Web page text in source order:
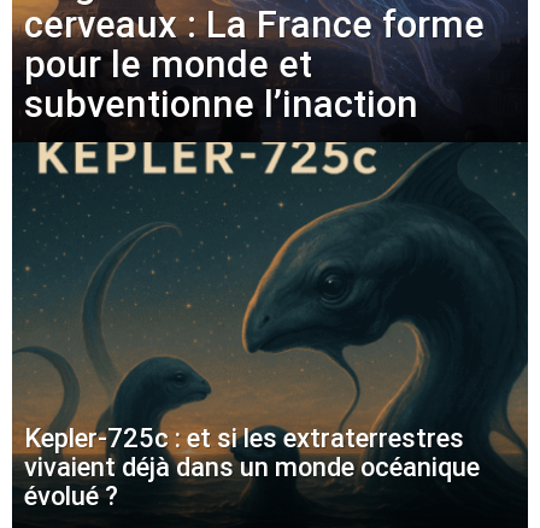
cerveaux : La France forme
pour le monde et
subventionne l’inaction
Kepler-725c : et si les extraterrestres
vivaient déjà dans un monde océanique
évolué ?